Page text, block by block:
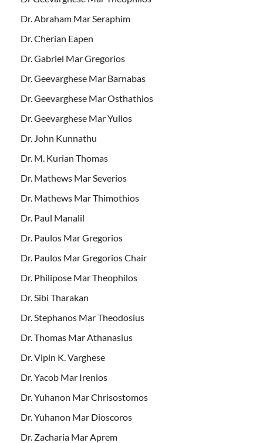
Dr. Abraham Mar Seraphim
Dr. Cherian Eapen
Dr. Gabriel Mar Gregorios
Dr. Geevarghese Mar Barnabas
Dr. Geevarghese Mar Osthathios
Dr. Geevarghese Mar Yulios
Dr. John Kunnathu
Dr. M. Kurian Thomas
Dr. Mathews Mar Severios
Dr. Mathews Mar Thimothios
Dr. Paul Manalil
Dr. Paulos Mar Gregorios
Dr. Paulos Mar Gregorios Chair
Dr. Philipose Mar Theophilos
Dr. Sibi Tharakan
Dr. Stephanos Mar Theodosius
Dr. Thomas Mar Athanasius
Dr. Vipin K. Varghese
Dr. Yacob Mar Irenios
Dr. Yuhanon Mar Chrisostomos
Dr. Yuhanon Mar Dioscoros
Dr. Zacharia Mar Aprem